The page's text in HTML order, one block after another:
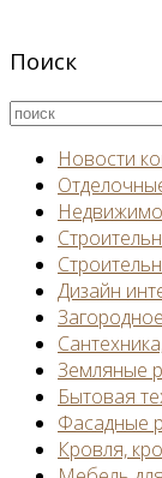
Поиск
Новости
Дизайн
Земляные
Бытовая
Фасадные
Кровля,